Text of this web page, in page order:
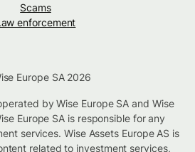
Scams
enforcement
Europe SA 2026
by Wise Europe SA and Wise
Europe SA is responsible for any
services. Wise Assets Europe AS is
related to investment services,